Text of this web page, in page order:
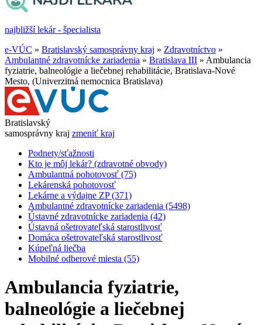
najbližší lekár - špecialista
e-VÚC » Bratislavský samosprávny kraj » Zdravotníctvo »
Ambulantné zdravotnícke zariadenia » Bratislava III » Ambulancia
fyziatrie, balneológie a liečebnej rehabilitácie, Bratislava-Nové
Mesto, (Univerzitná nemocnica Bratislava)
Bratislavský
samosprávny kraj zmeniť kraj
Podnety/sťažnosti
Kto je môj lekár? (zdravotné obvody)
Ambulantná pohotovosť (75)
Lekárenská pohotovosť
Lekárne a výdajne ZP (371)
Ambulantné zdravotnícke zariadenia (5498)
Ústavné zdravotnícke zariadenia (42)
Ústavná ošetrovateľská starostlivosť
Domáca ošetrovateľská starostlivosť
Kúpeľná liečba
Mobilné odberové miesta (55)
Ambulancia fyziatrie,
balneológie a liečebnej